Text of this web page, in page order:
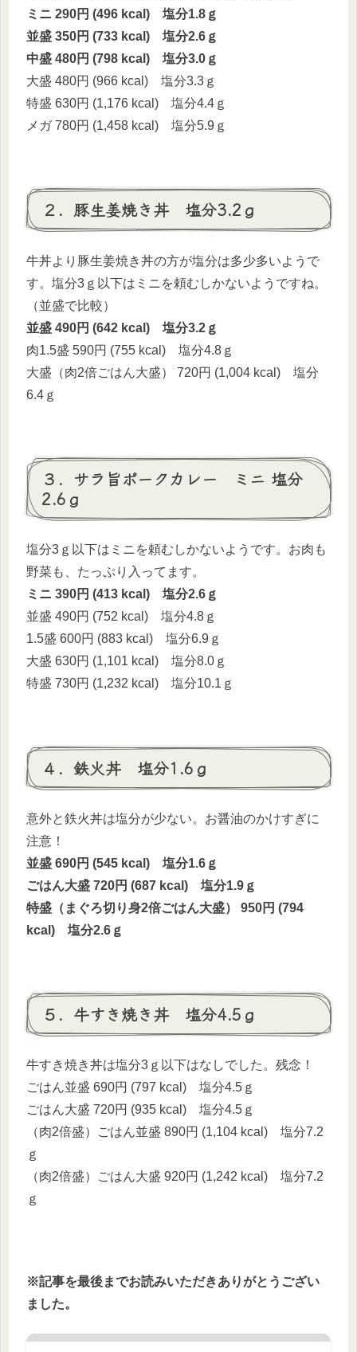
ミニ 290円 (496 kcal) 塩分1.8ｇ
並盛 350円 (733 kcal) 塩分2.6ｇ
中盛 480円 (798 kcal) 塩分3.0ｇ
大盛 480円 (966 kcal) 塩分3.3ｇ
特盛 630円 (1,176 kcal) 塩分4.4ｇ
メガ 780円 (1,458 kcal) 塩分5.9ｇ
２．豚生姜焼き丼 塩分3.2ｇ
牛丼より豚生姜焼き丼の方が塩分は多少多いようで
す。塩分3ｇ以下はミニを頼むしかないようですね。
（並盛で比較）
並盛 490円 (642 kcal) 塩分3.2ｇ
肉1.5盛 590円 (755 kcal) 塩分4.8ｇ
大盛（肉2倍ごはん大盛） 720円 (1,004 kcal) 塩分
6.4ｇ
３．サラ旨ポークカレー ミニ 塩分
2.6ｇ
塩分3ｇ以下はミニを頼むしかないようです。お肉も
野菜も、たっぷり入ってます。
ミニ 390円 (413 kcal) 塩分2.6ｇ
並盛 490円 (752 kcal) 塩分4.8ｇ
1.5盛 600円 (883 kcal) 塩分6.9ｇ
大盛 630円 (1,101 kcal) 塩分8.0ｇ
特盛 730円 (1,232 kcal) 塩分10.1ｇ
４．鉄火丼 塩分1.6ｇ
意外と鉄火丼は塩分が少ない。お醤油のかけすぎに
注意！
並盛 690円 (545 kcal) 塩分1.6ｇ
ごはん大盛 720円 (687 kcal) 塩分1.9ｇ
特盛（まぐろ切り身2倍ごはん大盛） 950円 (794
kcal) 塩分2.6ｇ
５．牛すき焼き丼 塩分4.5ｇ
牛すき焼き丼は塩分3ｇ以下はなしでした。残念！
ごはん並盛 690円 (797 kcal) 塩分4.5ｇ
ごはん大盛 720円 (935 kcal) 塩分4.5ｇ
（肉2倍盛）ごはん並盛 890円 (1,104 kcal) 塩分7.2
ｇ
（肉2倍盛）ごはん大盛 920円 (1,242 kcal) 塩分7.2
ｇ
※記事を最後までお読みいただきありがとうござい
ました。